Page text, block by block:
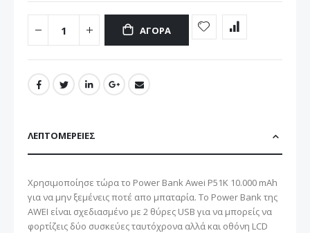
ΑΓΟΡΆ
ΛΕΠΤΟΜΈΡΕΙΕΣ
Χρησιμοποίησε τώρα το Power Bank Awei P51K 10.000 mAh
για να μην ξεμένεις ποτέ απο μπαταρία. To Power Bank της
AWEI είναι σχεδιασμένο με 2 θύρες USB για να μπορείς να
φορτίζεις δύο συσκεύες ταυτόχρονα αλλά και οθόνη LCD